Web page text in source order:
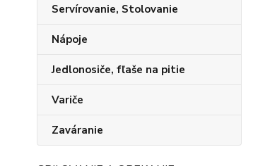
Servírovanie, Stolovanie
Nápoje
Jedlonosiče, fľaše na pitie
Variče
Zaváranie